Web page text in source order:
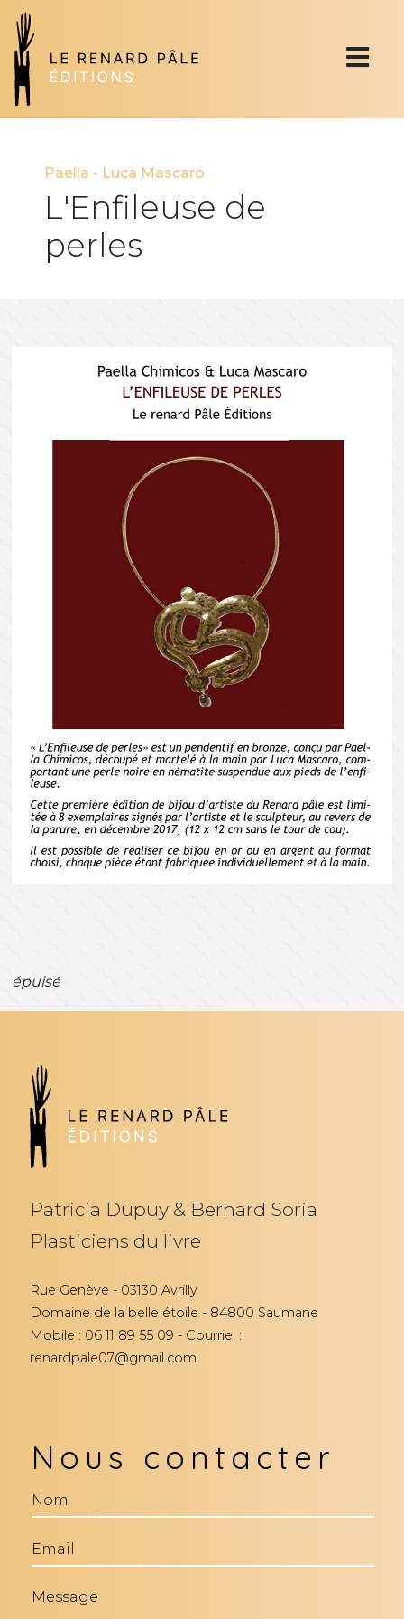
Paella - Luca Mascaro
L'Enfileuse de
perles
épuisé
Patricia Dupuy & Bernard Soria
Plasticiens du livre
Rue Genève - 03130 Avrilly
Domaine de la belle étoile - 84800 Saumane
Mobile : 06 11 89 55 09 - Courriel :
renardpale07@gmail.com
Nous contacter